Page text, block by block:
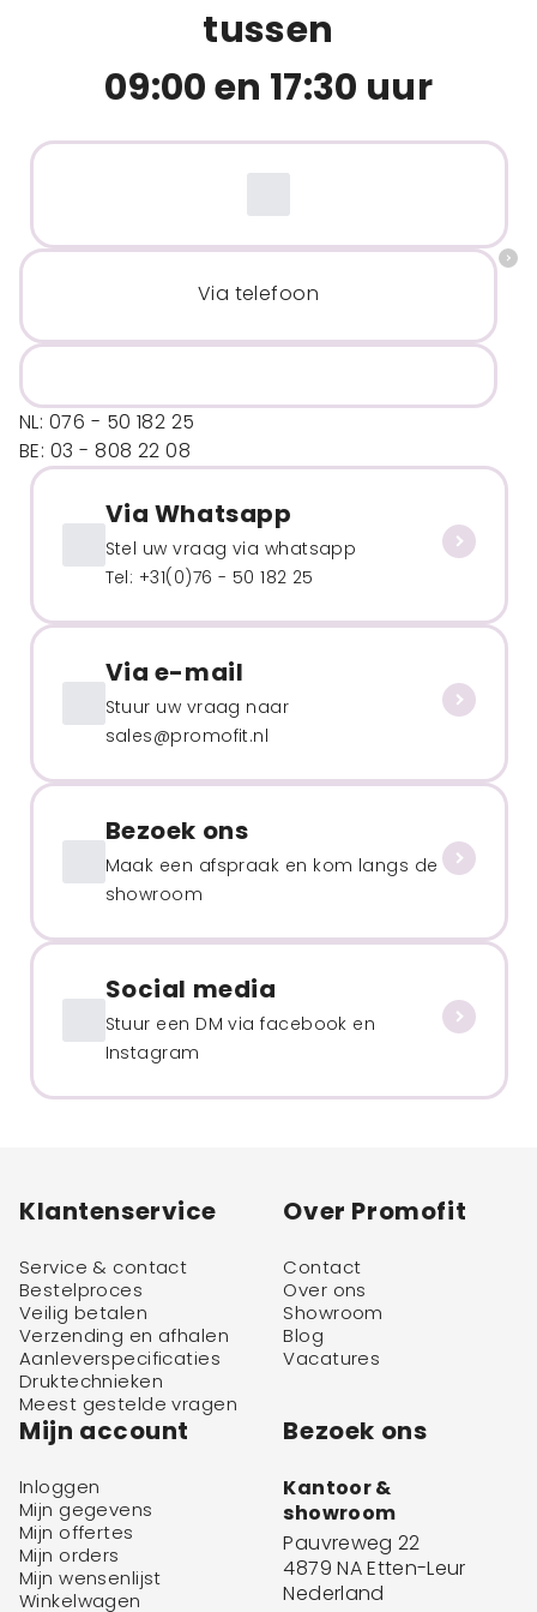
tussen
09:00 en 17:30 uur
Via telefoon
NL: 076 - 50 182 25
BE: 03 - 808 22 08
Via Whatsapp
Stel uw vraag via whatsapp
Tel: +31(0)76 - 50 182 25
Via e-mail
Stuur uw vraag naar
sales@promofit.nl
Bezoek ons
Maak een afspraak en kom langs de
showroom
Social media
Stuur een DM via facebook en
Instagram
Klantenservice
Service & contact
Bestelproces
Veilig betalen
Verzending en afhalen
Aanleverspecificaties
Druktechnieken
Meest gestelde vragen
Over Promofit
Contact
Over ons
Showroom
Blog
Vacatures
Mijn account
Inloggen
Mijn gegevens
Mijn offertes
Mijn orders
Mijn wensenlijst
Winkelwagen
Bezoek ons
Kantoor &
showroom
Pauvreweg 22
4879 NA Etten-Leur
Nederland